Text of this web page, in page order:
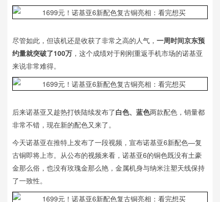
尽管如此，但该机还是收获了非常之高的人气， 一周时间京东预
约量就突破了100万 ，这个成绩对于刚刚重返手机市场的诺基亚
来说非常难得。
后来诺基亚又趁热打铁陆续发布了白色、蓝色两款配色，销量都
非常不错，现在新的配色又来了。
今天诺基亚在推特上发布了一段视频，宣布诺基亚6新配色—复
古铜即将上市。从公布的视频来看，诺基亚6的铜色既没有土豪
金那么俗，也没有玫瑰金那么艳，金属机身与纳米注塑天线保持
了一致性。